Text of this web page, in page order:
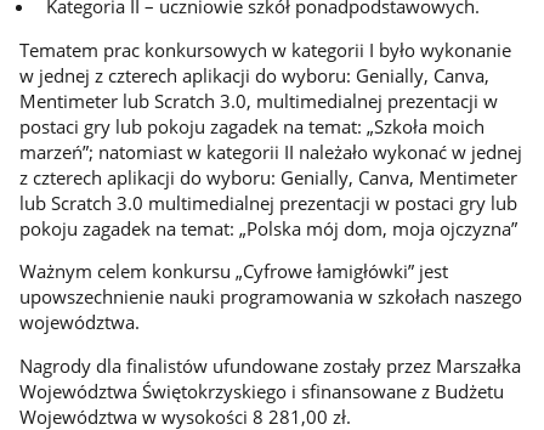
Kategoria II – uczniowie szkół ponadpodstawowych.
Tematem prac konkursowych w kategorii I było wykonanie
w jednej z czterech aplikacji do wyboru: Genially, Canva,
Mentimeter lub Scratch 3.0, multimedialnej prezentacji w
postaci gry lub pokoju zagadek na temat: „Szkoła moich
marzeń”; natomiast w kategorii II należało wykonać w jednej
z czterech aplikacji do wyboru: Genially, Canva, Mentimeter
lub Scratch 3.0 multimedialnej prezentacji w postaci gry lub
pokoju zagadek na temat: „Polska mój dom, moja ojczyzna”
Ważnym celem konkursu „Cyfrowe łamigłówki” jest
upowszechnienie nauki programowania w szkołach naszego
województwa.
Nagrody dla finalistów ufundowane zostały przez Marszałka
Województwa Świętokrzyskiego i sfinansowane z Budżetu
Województwa w wysokości 8 281,00 zł.